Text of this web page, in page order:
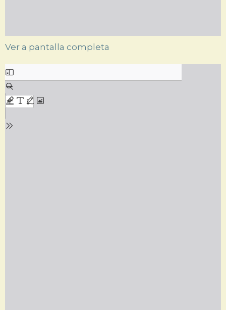
Ver a pantalla completa